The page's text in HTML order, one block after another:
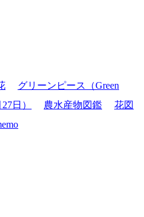
グリーンピース（Green
日） 農水産物図鑑
花図